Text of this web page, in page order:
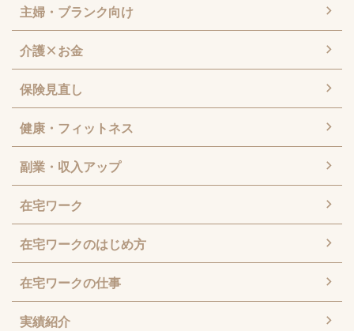
主婦・ブランク向け
介護×お金
保険見直し
健康・フィットネス
副業・収入アップ
在宅ワーク
在宅ワークのはじめ方
在宅ワークの仕事
実績紹介